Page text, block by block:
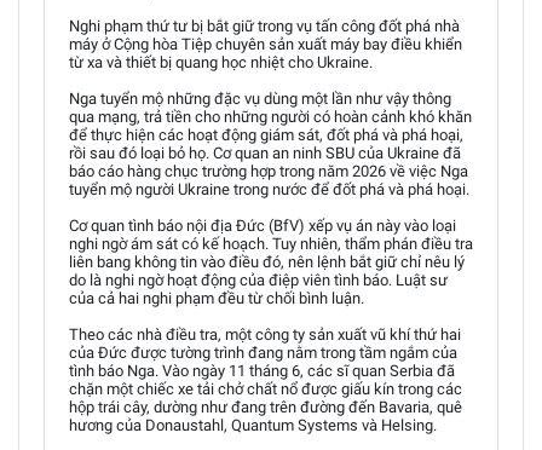
Nghi phạm thứ tư bị bắt giữ trong vụ tấn công đốt phá nhà
máy ở Cộng hòa Tiệp chuyên sản xuất máy bay điều khiển
từ xa và thiết bị quang học nhiệt cho Ukraine.
Nga tuyển mộ những đặc vụ dùng một lần như vậy thông
qua mạng, trả tiền cho những người có hoàn cảnh khó khăn
để thực hiện các hoạt động giám sát, đốt phá và phá hoại,
rồi sau đó loại bỏ họ. Cơ quan an ninh SBU của Ukraine đã
báo cáo hàng chục trường hợp trong năm 2026 về việc Nga
tuyển mộ người Ukraine trong nước để đốt phá và phá hoại.
Cơ quan tình báo nội địa Đức (BfV) xếp vụ án này vào loại
nghi ngờ ám sát có kế hoạch. Tuy nhiên, thẩm phán điều tra
liên bang không tin vào điều đó, nên lệnh bắt giữ chỉ nêu lý
do là nghi ngờ hoạt động của điệp viên tình báo. Luật sư
của cả hai nghi phạm đều từ chối bình luận.
Theo các nhà điều tra, một công ty sản xuất vũ khí thứ hai
của Đức được tường trình đang nằm trong tầm ngắm của
tình báo Nga. Vào ngày 11 tháng 6, các sĩ quan Serbia đã
chặn một chiếc xe tải chở chất nổ được giấu kín trong các
hộp trái cây, dường như đang trên đường đến Bavaria, quê
hương của Donaustahl, Quantum Systems và Helsing.